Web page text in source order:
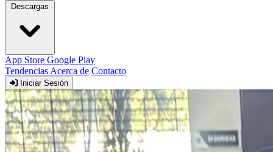
Descargas
App Store Google Play
Tendencias Acerca de Contacto
Iniciar Sesión